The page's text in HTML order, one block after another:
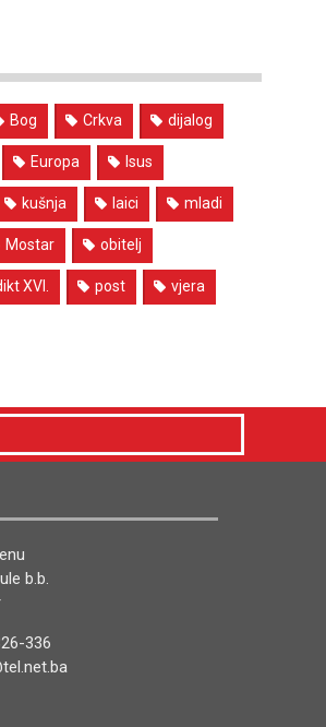
Bog Crkva dijalog
Europa Isus
kušnja laici mladi
Mostar obitelj
XVI. post vjera
b.b.
336